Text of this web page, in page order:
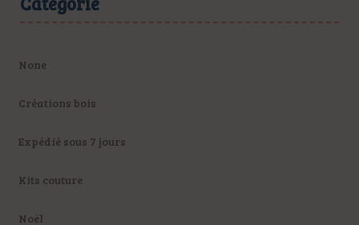
None
Créations bois
Expédié sous 7 jours
Kits couture
Noël